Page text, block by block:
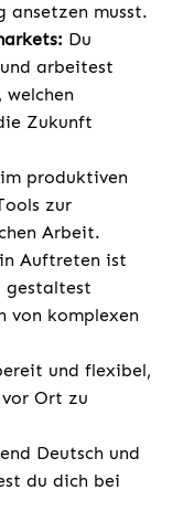
ansetzen musst.
Du
arbeitest
Zukunft
produktiven
zur
Arbeit.
Auftreten ist
gestaltest
von komplexen
und flexibel,
vor Ort zu
Deutsch und
du dich bei